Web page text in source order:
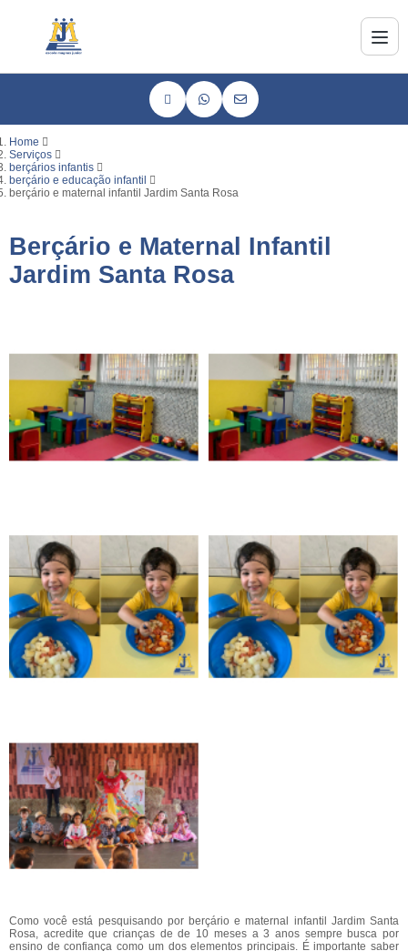
Home
Serviços
berçários infantis
berçário e educação infantil
berçário e maternal infantil Jardim Santa Rosa
Berçário e Maternal Infantil
Jardim Santa Rosa
Como você está pesquisando por berçário e maternal infantil Jardim Santa
Rosa, acredite que crianças de de 10 meses a 3 anos sempre busca por
ensino de confiança como um dos elementos principais. É importante saber